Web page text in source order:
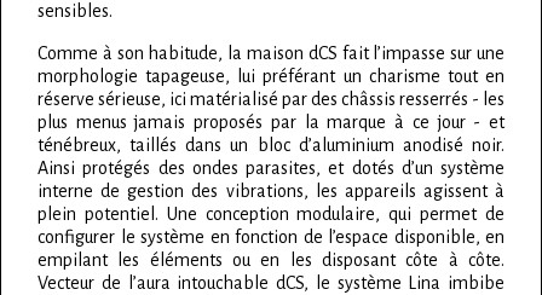
sensibles.
Comme à son habitude, la maison dCS fait l’impasse sur une
morphologie tapageuse, lui préférant un charisme tout en
réserve sérieuse, ici matérialisé par des châssis resserrés - les
plus menus jamais proposés par la marque à ce jour - et
ténébreux, taillés dans un bloc d’aluminium anodisé noir.
Ainsi protégés des ondes parasites, et dotés d’un système
interne de gestion des vibrations, les appareils agissent à
plein potentiel. Une conception modulaire, qui permet de
configurer le système en fonction de l’espace disponible, en
empilant les éléments ou en les disposant côte à côte.
Vecteur de l’aura intouchable dCS, le système Lina imbibe